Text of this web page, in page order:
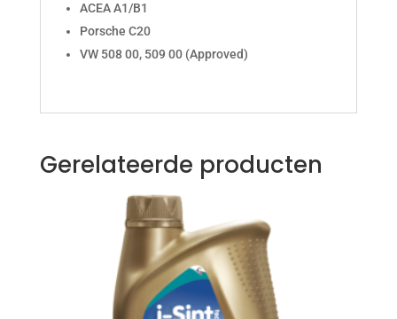
ACEA A1/B1
Porsche C20
VW 508 00, 509 00 (Approved)
Gerelateerde producten